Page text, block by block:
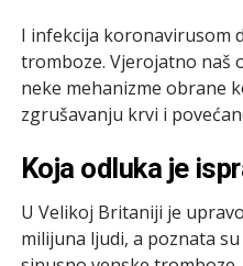
I infekcija koronavirusom
tromboze. Vjerojatno naš
neke mehanizme obrane
zgrušavanju krvi i
Koja odluka je
U Velikoj Britaniji je
milijuna ljudi, a poznata